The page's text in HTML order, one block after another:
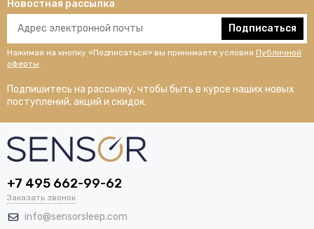
Новостная рассылка
Подписаться
Нажимая на кнопку «Подписаться» вы принимаете условия Публичной
оферты
Подпишитесь на рассылку, чтобы быть в курсе наших новых
поступлений, акций и скидок.
+7 495 662-99-62
Заказать звонок
info@sensorsleep.com